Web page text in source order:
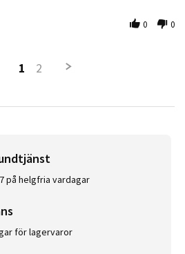
0 0
1 2
på helgfria vardagar
för lagervaror